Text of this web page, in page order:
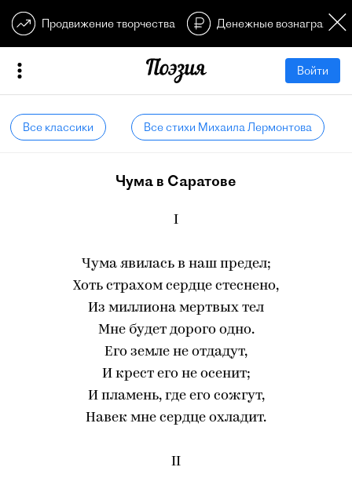
Продвижение творчества Денежные
Войти
Все классики Все стихи Михаила Лермонтова
Чума в Саратове
I
Чума явилась в наш предел;
Хоть страхом сердце стеснено,
Из миллиона мертвых тел
Мне будет дорого одно.
Его земле не отдадут,
И крест его не осенит;
И пламень, где его сожгут,
Навек мне сердце охладит.
II